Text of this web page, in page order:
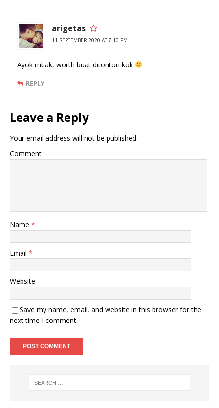
arigetas
11 SEPTEMBER 2020 AT 7:10 PM
Ayok mbak, worth buat ditonton kok
REPLY
Leave a Reply
Your email address will not be published.
Comment
Name *
Email *
Website
Save my name, email, and website in this browser for the
next time I comment.